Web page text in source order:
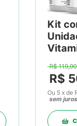
Kit
Mk-7
R$ 119,90
R$
Ou 5 x de
sem juros